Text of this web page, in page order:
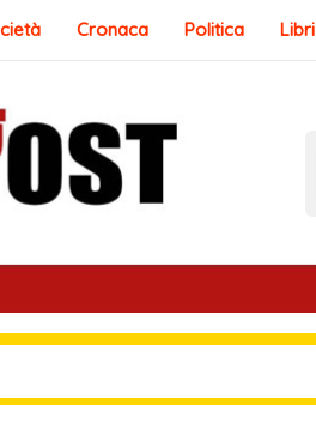
Cronaca Politica Libri